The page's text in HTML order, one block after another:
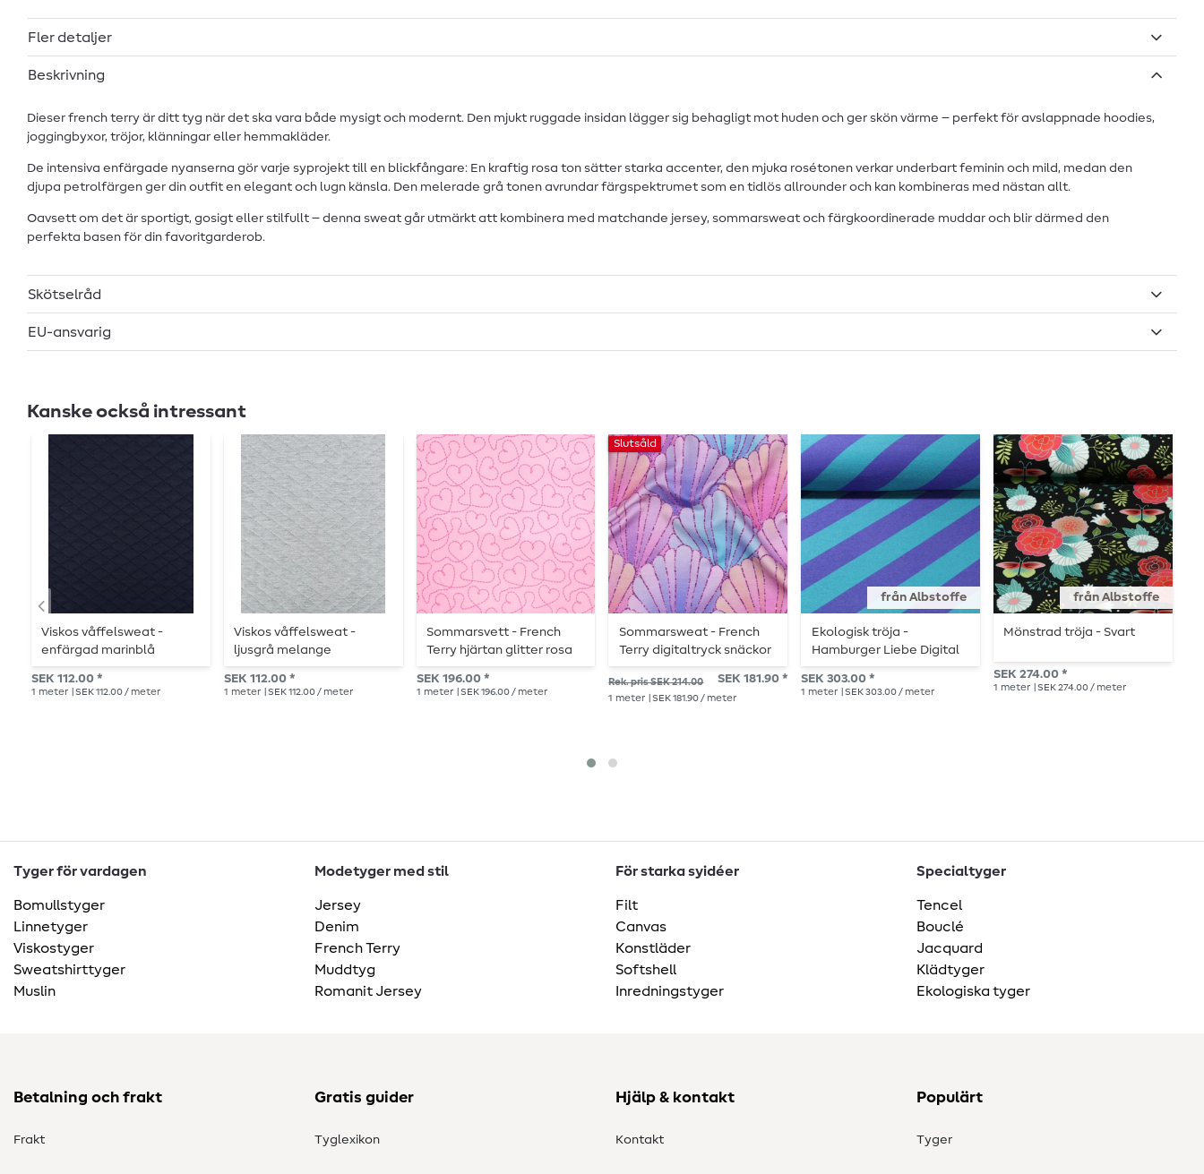
Fler detaljer
Beskrivning
Dieser french terry är ditt tyg när det ska vara både mysigt och modernt. Den mjukt ruggade insidan lägger sig behagligt mot huden och ger skön värme – perfekt för avslappnade hoodies,
joggingbyxor, tröjor, klänningar eller hemmakläder.
De intensiva enfärgade nyanserna gör varje syprojekt till en blickfångare: En kraftig rosa ton sätter starka accenter, den mjuka rosétonen verkar underbart feminin och mild, medan den
djupa petrolfärgen ger din outfit en elegant och lugn känsla. Den melerade grå tonen avrundar färgspektrumet som en tidlös allrounder och kan kombineras med nästan allt.
Oavsett om det är sportigt, gosigt eller stilfullt – denna sweat går utmärkt att kombinera med matchande jersey, sommarsweat och färgkoordinerade muddar och blir därmed den
perfekta basen för din favoritgarderob.
Skötselråd
EU-ansvarig
Kanske också intressant
Viskos våffelsweat -
enfärgad marinblå
SEK 112.00 *
1 meter | SEK 112.00 / meter
Viskos våffelsweat -
ljusgrå melange
SEK 112.00 *
1 meter | SEK 112.00 / meter
Sommarsvett - French
Terry hjärtan glitter rosa
SEK 196.00 *
1 meter | SEK 196.00 / meter
Slutsåld
Sommarsweat - French
Terry digitaltryck snäckor
lavendel
Rek. pris SEK 214.00 SEK 181.90 *
1 meter | SEK 181.90 / meter
från Albstoffe
Ekologisk tröja -
Hamburger Liebe Digital
Print Stripemania Solid
Petrol Purple
SEK 303.00 *
1 meter | SEK 303.00 / meter
från Albstoffe
Mönstrad tröja - Svart
SEK 274.00 *
1 meter | SEK 274.00 / meter
Tyger för vardagen
Bomullstyger
Linnetyger
Viskostyger
Sweatshirttyger
Muslin
Modetyger med stil
Jersey
Denim
French Terry
Muddtyg
Romanit Jersey
För starka syidéer
Filt
Canvas
Konstläder
Softshell
Inredningstyger
Specialtyger
Tencel
Bouclé
Jacquard
Klädtyger
Ekologiska tyger
Betalning och frakt
Frakt
Gratis guider
Tyglexikon
Hjälp & kontakt
Kontakt
Populärt
Tyger